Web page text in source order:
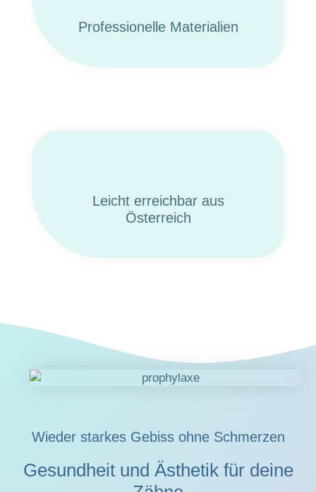
Professionelle Materialien
Leicht erreichbar aus
Österreich
Wieder starkes Gebiss ohne Schmerzen
Gesundheit und Ästhetik für deine